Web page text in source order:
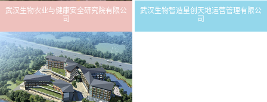
武汉生物农业与健康安全研究院有限公
司
武汉生物智造星创天地运营管理有限公
司